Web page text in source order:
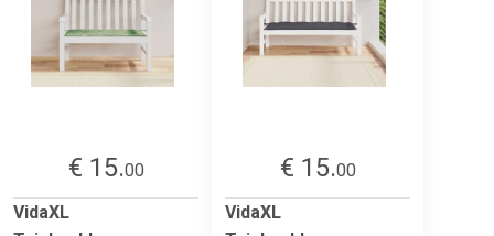
€ 15.00
VidaXL
€ 15.00
VidaXL